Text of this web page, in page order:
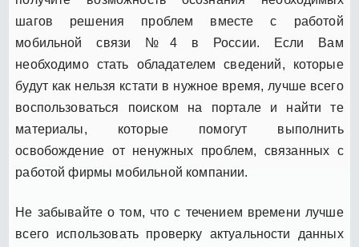
шагов решения проблем вместе с работой
мобильной связи №4 в России. Если Вам
необходимо стать обладателем сведений, которые
будут как нельзя кстати в нужное время, лучше всего
воспользоваться поиском на портале и найти те
материалы, которые помогут выполнить
освобождение от ненужных проблем, связанных с
работой фирмы мобильной компании.
Не забывайте о том, что с течением времени лучше
всего использовать проверку актуальности данных